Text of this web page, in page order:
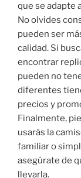
que se adapte
No olvides
pueden ser
calidad. Si
encontrar
pueden no
diferentes
precios y
Finalmente,
usarás la
familiar o
asegúrate de
llevarla.